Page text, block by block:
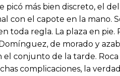
más bien discreto, el
el capote en la mano.
toda regla. La plaza en
de morado y
conjunto de la tarde.
complicaciones, la